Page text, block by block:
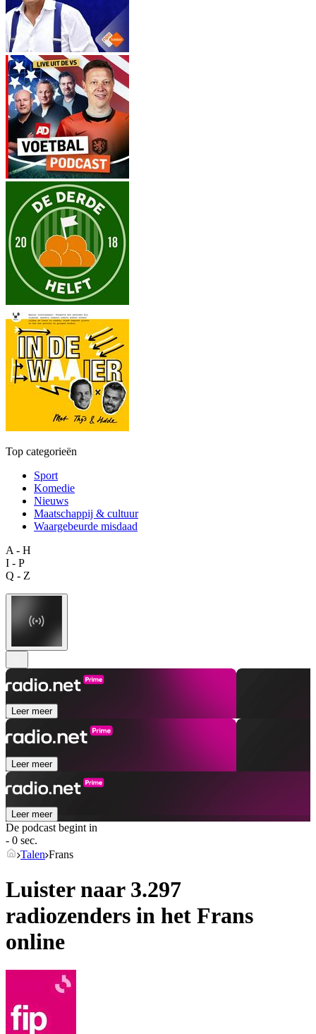
Top categorieën
Sport
Komedie
Nieuws
Maatschappij & cultuur
Waargebeurde misdaad
A - H
I - P
Q - Z
Leer meer
Leer meer
Leer meer
De podcast begint in
- 0 sec.
Talen Frans
Luister naar 3.297
radiozenders in het Frans
online